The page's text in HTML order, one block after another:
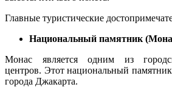
Главные туристические
Национальный памятник
Монас является одним из
центров. Этот национальный
города Джакарта.